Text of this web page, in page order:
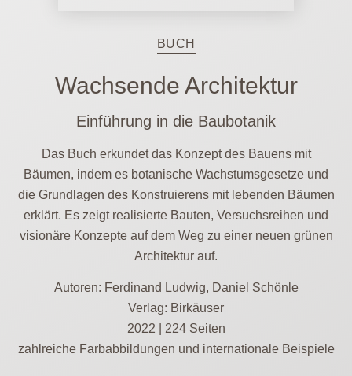
BUCH
Wachsende Architektur
Einführung in die Baubotanik
Das Buch erkundet das Konzept des Bauens mit
Bäumen, indem es botanische Wachstumsgesetze und
die Grundlagen des Konstruierens mit lebenden Bäumen
erklärt. Es zeigt realisierte Bauten, Versuchsreihen und
visionäre Konzepte auf dem Weg zu einer neuen grünen
Architektur auf.
Autoren: Ferdinand Ludwig, Daniel Schönle
Verlag: Birkäuser
2022 | 224 Seiten
zahlreiche Farbabbildungen und internationale Beispiele